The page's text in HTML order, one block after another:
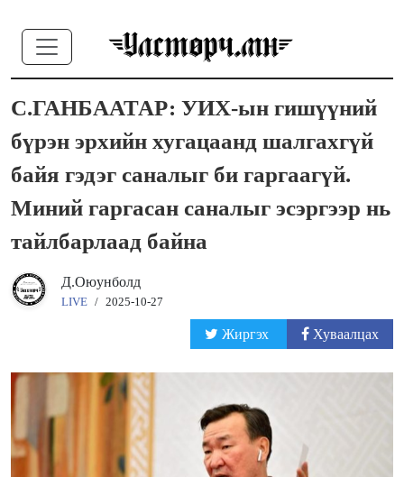
С.ГАНБААТАР: УИХ-ын гишүүний
бүрэн эрхийн хугацаанд шалгахгүй
байя гэдэг саналыг би гаргаагүй.
Миний гаргасан саналыг эсэргээр нь
тайлбарлаад байна
Д.Оюунболд
LIVE / 2025-10-27
Жиргэх Хуваалцах